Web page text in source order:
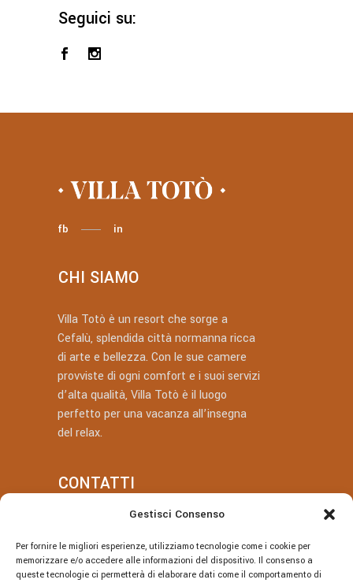
Gestisci Consenso
Per fornire le migliori esperienze, utilizziamo tecnologie come i cookie per
memorizzare e/o accedere alle informazioni del dispositivo. Il consenso a
queste tecnologie ci permetterà di elaborare dati come il comportamento di
Seguici su:
fb in
CHI SIAMO
Villa Totò è un resort che sorge a
Cefalù, splendida città normanna ricca
di arte e bellezza. Con le sue camere
provviste di ogni comfort e i suoi servizi
d’alta qualità, Villa Totò è il luogo
perfetto per una vacanza all’insegna
del relax.
CONTATTI
villatotocefalu@gmail.com